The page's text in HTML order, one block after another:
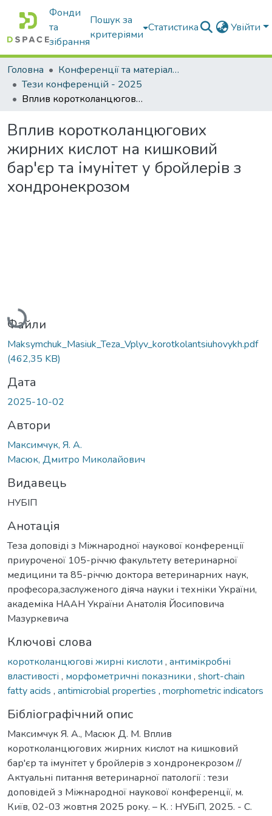
Фонди
та
зібрання
Пошук за
критеріями
Статистика Увійти
Головна
Конференції та матеріали конференцій
Тези конференцій - 2025
Вплив коротколанцюгових жирних кислот на кишковий бар'єр та імунітет у бройлерів з хондронекрозом
Вплив коротколанцюгових
жирних кислот на кишковий
бар'єр та імунітет у бройлерів з
хондронекрозом
Вантажиться...
Файли
Maksymchuk_Masiuk_Teza_Vplyv_korotkolantsiuhovykh.pdf
(462,35 KB)
Дата
2025-10-02
Автори
Максимчук, Я. А.
Масюк, Дмитро Миколайович
Видавець
НУБІП
Анотація
Теза доповіді з Міжнародної наукової конференції
приуроченої 105-річчю факультету ветеринарної
медицини та 85-річчю доктора ветеринарних наук,
професора,заслуженого діяча науки і техніки України,
академіка НААН України Анатолія Йосиповича
Мазуркевича
Ключові слова
коротколанцюгові жирні кислоти , антимікробні
властивості , морфометричні показники , short-chain
fatty acids , antimicrobial properties , morphometric indicators
Бібліографічний опис
Максимчук Я. А., Масюк Д. М. Вплив
коротколанцюгових жирних кислот на кишковий
бар'єр та імунітет у бройлерів з хондронекрозом //
Актуальні питання ветеринарної патології : тези
доповідей з Міжнародної наукової конференції, м.
Київ, 02-03 жовтня 2025 року. – К. : НУБіП, 2025. - С.